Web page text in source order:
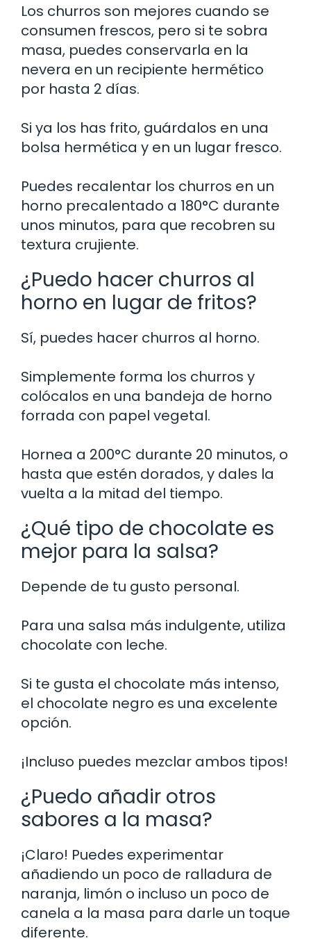
Los churros son mejores cuando se
consumen frescos, pero si te sobra
masa, puedes conservarla en la
nevera en un recipiente hermético
por hasta 2 días.
Si ya los has frito, guárdalos en una
bolsa hermética y en un lugar fresco.
Puedes recalentar los churros en un
horno precalentado a 180°C durante
unos minutos, para que recobren su
textura crujiente.
¿Puedo hacer churros al
horno en lugar de fritos?
Sí, puedes hacer churros al horno.
Simplemente forma los churros y
colócalos en una bandeja de horno
forrada con papel vegetal.
Hornea a 200°C durante 20 minutos, o
hasta que estén dorados, y dales la
vuelta a la mitad del tiempo.
¿Qué tipo de chocolate es
mejor para la salsa?
Depende de tu gusto personal.
Para una salsa más indulgente, utiliza
chocolate con leche.
Si te gusta el chocolate más intenso,
el chocolate negro es una excelente
opción.
¡Incluso puedes mezclar ambos tipos!
¿Puedo añadir otros
sabores a la masa?
¡Claro! Puedes experimentar
añadiendo un poco de ralladura de
naranja, limón o incluso un poco de
canela a la masa para darle un toque
diferente.